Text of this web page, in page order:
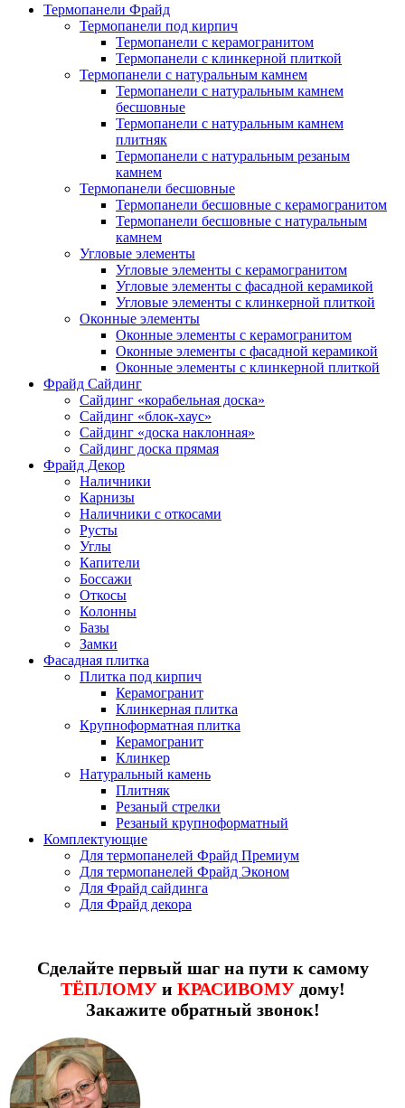
Термопанели Фрайд
Термопанели под кирпич
Термопанели с керамогранитом
Термопанели с клинкерной плиткой
Термопанели с натуральным камнем
Термопанели с натуральным камнем
бесшовные
Термопанели с натуральным камнем
плитняк
Термопанели с натуральным резаным
камнем
Термопанели бесшовные
Термопанели бесшовные с керамогранитом
Термопанели бесшовные с натуральным
камнем
Угловые элементы
Угловые элементы с керамогранитом
Угловые элементы с фасадной керамикой
Угловые элементы с клинкерной плиткой
Оконные элементы
Оконные элементы с керамогранитом
Оконные элементы с фасадной керамикой
Оконные элементы с клинкерной плиткой
Фрайд Сайдинг
Сайдинг «корабельная доска»
Сайдинг «блок-хаус»
Сайдинг «доска наклонная»
Сайдинг доска прямая
Фрайд Декор
Наличники
Карнизы
Наличники с откосами
Русты
Углы
Капители
Боссажи
Откосы
Колонны
Базы
Замки
Фасадная плитка
Плитка под кирпич
Керамогранит
Клинкерная плитка
Крупноформатная плитка
Керамогранит
Клинкер
Натуральный камень
Плитняк
Резаный стрелки
Резаный крупноформатный
Комплектующие
Для термопанелей Фрайд Премиум
Для термопанелей Фрайд Эконом
Для Фрайд сайдинга
Для Фрайд декора
Сделайте первый шаг на пути к самому
ТЁПЛОМУи КРАСИВОМУдому!
Закажите обратный звонок!